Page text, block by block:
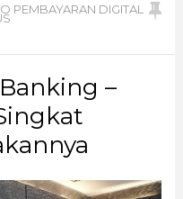
PEMBAYARAN DIGITAL
–